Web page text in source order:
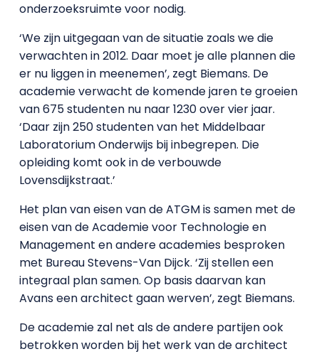
onderzoeksruimte voor nodig.
‘We zijn uitgegaan van de situatie zoals we die
verwachten in 2012. Daar moet je alle plannen die
er nu liggen in meenemen’, zegt Biemans. De
academie verwacht de komende jaren te groeien
van 675 studenten nu naar 1230 over vier jaar.
‘Daar zijn 250 studenten van het Middelbaar
Laboratorium Onderwijs bij inbegrepen. Die
opleiding komt ook in de verbouwde
Lovensdijkstraat.’
Het plan van eisen van de ATGM is samen met de
eisen van de Academie voor Technologie en
Management en andere academies besproken
met Bureau Stevens-Van Dijck. ‘Zij stellen een
integraal plan samen. Op basis daarvan kan
Avans een architect gaan werven’, zegt Biemans.
De academie zal net als de andere partijen ook
betrokken worden bij het werk van de architect